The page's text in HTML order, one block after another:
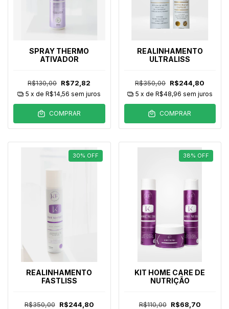
SPRAY THERMO
ATIVADOR
R$130,00 R$72,82
5 x deR$14,56 sem juros
COMPRAR
REALINHAMENTO
ULTRALISS
R$350,00 R$244,80
5 x de R$48,96 sem juros
COMPRAR
30% OFF
REALINHAMENTO
FASTLISS
R$350,00 R$244,80
38% OFF
KIT HOME CARE DE
NUTRIÇÃO
R$110,00 R$68,70